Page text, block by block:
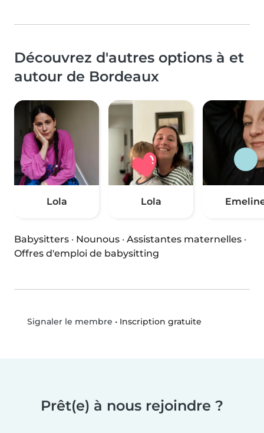
Découvrez d'autres options à et
autour de Bordeaux
Lola Lola
Babysitters · Nounous · Assistantes maternelles ·
Offres d'emploi de babysitting
Signaler le membre • Inscription gratuite
Prêt(e) à nous rejoindre ?